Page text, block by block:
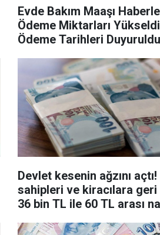
Evde Bakım Maaşı
Ödeme Miktarları
Ödeme Tarihleri
Devlet kesenin ağzını açtı!
sahipleri ve kiracılara
36 bin TL ile 60 TL arası